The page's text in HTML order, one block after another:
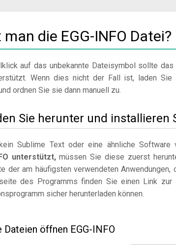
die EGG-INFO Datei?
auf das unbekannte Dateisymbol sollte
Wenn dies nicht der Fall ist, laden Sie
ordnen Sie sie dann manuell zu.
Sie herunter und installieren
Sublime Text oder eine ähnliche Software
unterstützt,müssen Sie diese zuerst
der am häufigsten verwendeten Anwendungen,
des Programms finden Sie einen Link
sicher herunterladen können.
öffnen EGG-INFO